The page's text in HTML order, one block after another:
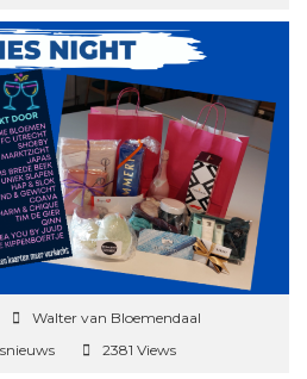
Walter van Bloemendaal
2381 Views